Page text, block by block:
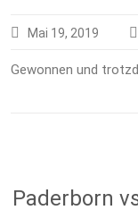
Mai 19, 2019
Gewonnen und
Paderborn